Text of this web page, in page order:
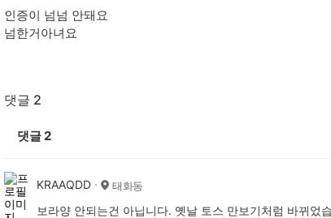
인증이 넘넘 안돼요
넘한거아녀요
댓글 2
댓글2
KRAAQDD 태화동
보라양 안되는건 아닙니다. 옛날 토스 만보기처럼 바뀌